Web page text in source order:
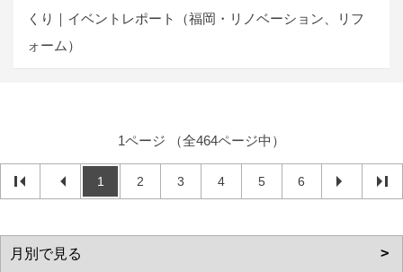
くり｜イベントレポート（福岡・リノベーション、リフ
ォーム）
1ページ （全464ページ中）
1 2 3 4 5 6